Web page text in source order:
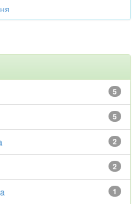
5
5
2
2
1